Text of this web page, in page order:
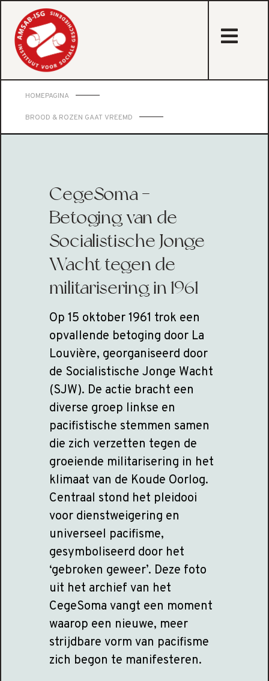
HOMEPAGINA
BROOD & ROZEN GAAT VREEMD
CegeSoma -
Betoging van de
Socialistische Jonge
Wacht tegen de
militarisering in 1961
Op 15 oktober 1961 trok een
opvallende betoging door La
Louvière, georganiseerd door
de Socialistische Jonge Wacht
(SJW). De actie bracht een
diverse groep linkse en
pacifistische stemmen samen
die zich verzetten tegen de
groeiende militarisering in het
klimaat van de Koude Oorlog.
Centraal stond het pleidooi
voor dienstweigering en
universeel pacifisme,
gesymboliseerd door het
‘gebroken geweer’. Deze foto
uit het archief van het
CegeSoma vangt een moment
waarop een nieuwe, meer
strijdbare vorm van pacifisme
zich begon te manifesteren.